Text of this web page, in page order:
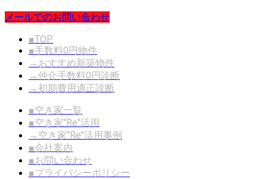
メールでのお問い合わせ
■TOP
■手数料0円物件
→おすすめ新築物件
→仲介手数料0円診断
→初期費用適正診断
■空き家一覧
■空き家"Re"活用
→空き家"Re"活用事例
■会社案内
■お問い合わせ
■プライバシーポリシー